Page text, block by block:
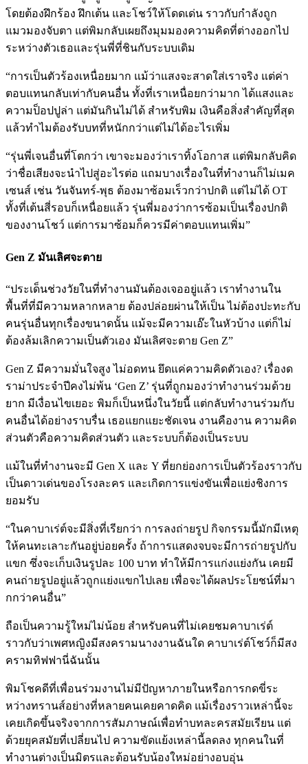
โดยต้องฝึกร้อง ฝึกเต้น และโชว์ให้โดดเด่น ราวกับกำลังถูก
แมวมองจับตา แต่พิมกลับเผยถึงมุมมองความคิดที่ต่างออกไป
ระหว่างตัวเธอและรุ่นพี่ที่ชินกับระบบเดิม
“การเป็นตัวร้องเหนื่อยมาก แม้ว่าแสงจะสาดใส่เราจริง แต่ค่า
ตอบแทนกลับเท่ากับคนอื่น ทั้งที่เราเหนื่อยกว่ามาก ได้แสงและ
ความป็อปปูล่า แต่มันกินไม่ได้ สำหรับพิม เงินคือสิ่งสำคัญที่สุด
แล้วทำไมต้องรับบทที่หนักกว่าแต่ไม่ได้อะไรเพิ่ม
“รุ่นพี่เจนอื่นที่โตกว่า เขาจะมองว่าเราทิ้งโอกาส แต่พิมกลับคิด
ว่าชื่อเสียงจะนำไปสู่อะไรต่อ แถมบางเรื่องในที่ทำงานก็ไม่เมค
เซนส์ เช่น วันจันทร์-พุธ ต้องมาซ้อมเร็วกว่าปกติ แต่ไม่ได้ OT
ทั้งที่เต้นสี่รอบก็เหนื่อยแล้ว รุ่นพี่มองว่าการซ้อมเป็นเรื่องปกติ
ของงานโชว์ แต่การมาซ้อมก็ควรมีค่าตอบแทนเพิ่ม”
Gen Z มันเลิศจะตาย
“ประเด็นช่วงวัยในที่ทำงานมันต้องเจออยู่แล้ว เราทำงานใน
พื้นที่ที่มีความหลากหลาย ต้องปล่อยผ่านให้เป็น ไม่ต้องปะทะกับ
คนรุ่นอื่นทุกเรื่องขนาดนั้น แม้จะมีความเอ๊ะในหัวบ้าง แต่ก็ไม่
ต้องล้มเลิกความเป็นตัวเอง มันเลิศจะตาย Gen Z”
Gen Z มีความมั่นใจสูง ไม่อดทน ยึดแค่ความคิดตัวเอง? เรื่องด
ราม่าประจำปีคงไม่พ้น ‘Gen Z’ รุ่นที่ถูกมองว่าทำงานร่วมด้วย
ยาก มีเงื่อนไขเยอะ พิมก็เป็นหนึ่งในวัยนี้ แต่กลับทำงานร่วมกับ
คนอื่นได้อย่างราบรื่น เธอแยกแยะชัดเจน งานคืองาน ความคิด
ส่วนตัวคือความคิดส่วนตัว และระบบก็ต้องเป็นระบบ
แม้ในที่ทำงานจะมี Gen X และ Y ที่ยกย่องการเป็นตัวร้องราวกับ
เป็นดาวเด่นของโรงละคร และเกิดการแข่งขันเพื่อแย่งชิงการ
ยอมรับ
“ในคาบาเร่ต์จะมีสิ่งที่เรียกว่า การลงถ่ายรูป กิจกรรมนี้มักมีเหตุ
ให้คนทะเลาะกันอยู่บ่อยครั้ง ถ้าการแสดงจบจะมีการถ่ายรูปกับ
แขก ซึ่งจะเก็บเงินรูปละ 100 บาท ทำให้มีการแก่งแย่งกัน เคยมี
คนถ่ายรูปอยู่แล้วถูกแย่งแขกไปเลย เพื่อจะได้ผลประโยชน์ที่มา
กกว่าคนอื่น”
ถือเป็นความรู้ใหม่ไม่น้อย สำหรับคนที่ไม่เคยชมคาบาเร่ต์
ราวกับว่าเพศหญิงมีสงครามนางงานฉันใด คาบาเร่ต์โชว์ก็มีสง
ครามทิฟฟานี่ฉันนั้น
พิมโชคดีที่เพื่อนร่วมงานไม่มีปัญหาภายในหรือการกดขี่ระ
หว่างทรานส์อย่างที่หลายคนเคยคาดคิด แม้เรื่องราวเหล่านี้จะ
เคยเกิดขึ้นจริงจากการสัมภาษณ์เพื่อทำบทละครสมัยเรียน แต่
ด้วยยุคสมัยที่เปลี่ยนไป ความขัดแย้งเหล่านี้ลดลง ทุกคนในที่
ทำงานต่างเป็นมิตรและต้อนรับน้องใหม่อย่างอบอุ่น